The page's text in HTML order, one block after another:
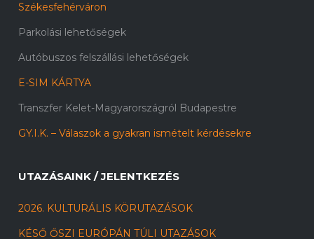
Székesfehérváron
Parkolási lehetőségek
Autóbuszos felszállási lehetőségek
E-SIM KÁRTYA
Transzfer Kelet-Magyarországról Budapestre
GY.I.K. – Válaszok a gyakran ismételt kérdésekre
UTAZÁSAINK / JELENTKEZÉS
2026. KULTURÁLIS KÖRUTAZÁSOK
KÉSŐ ŐSZI EURÓPÁN TÚLI UTAZÁSOK